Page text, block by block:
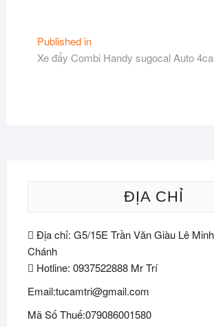
Điều
hướng
Published in
Xe đẩy Combi Handy sugocal Auto
ĐỊA CHỈ
Địa chỉ: G5/15E Trần Văn Giàu Lê
Chánh
Hotline: 0937522888 Mr Trí
Email:tucamtri@gmail.com
Mã Số Thuế:079086001580